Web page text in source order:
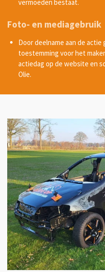
vermoeden bestaat.
Foto- en mediagebruik
Door deelname aan de
toestemming voor het
actiedag op de website en
Olie.